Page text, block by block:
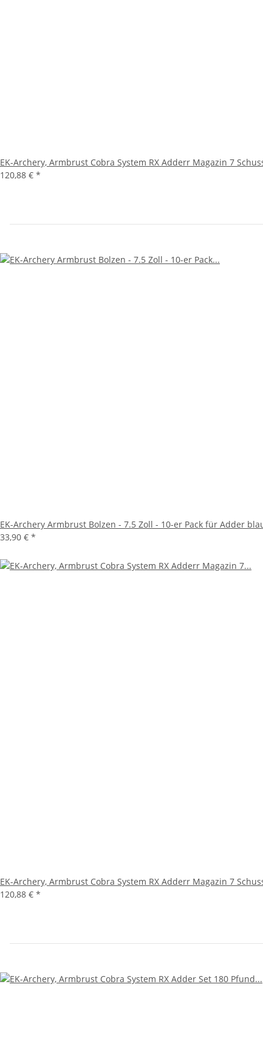
EK-Archery, Armbrust Cobra System RX Adderr Magazin 7
120,88 € *
EK-Archery Armbrust Bolzen - 7.5 Zoll - 10-er Pack für Adder
33,90 € *
EK-Archery, Armbrust Cobra System RX Adderr Magazin 7
120,88 € *